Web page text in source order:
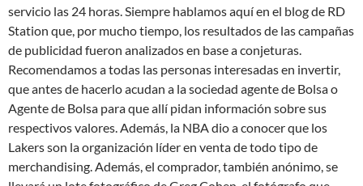
servicio las 24 horas. Siempre hablamos aquí en el blog de RD
Station que, por mucho tiempo, los resultados de las campañas
de publicidad fueron analizados en base a conjeturas.
Recomendamos a todas las personas interesadas en invertir,
que antes de hacerlo acudan a la sociedad agente de Bolsa o
Agente de Bolsa para que allí pidan información sobre sus
respectivos valores. Además, la NBA dio a conocer que los
Lakers son la organización líder en venta de todo tipo de
merchandising. Además, el comprador, también anónimo, se